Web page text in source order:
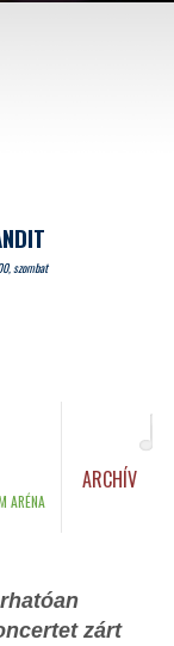
ARÉNA
ARCHÍV
zárt
szombat